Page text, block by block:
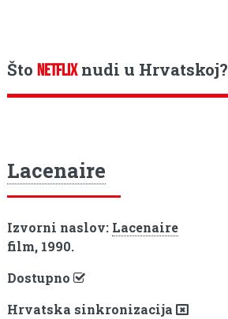
ŠtoNETFLIXnudi u Hrvatskoj?
Lacenaire
Izvorni naslov: Lacenaire
film, 1990.
Dostupno
Hrvatska sinkronizacija
Toggle